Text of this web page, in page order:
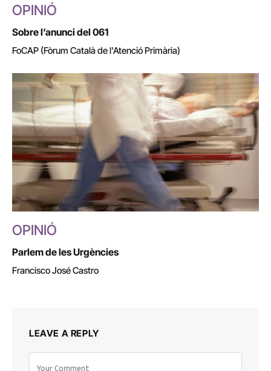
OPINIÓ
Sobre l’anunci del 061
FoCAP (Fòrum Català de l'Atenció Primària)
OPINIÓ
Parlem de les Urgències
Francisco José Castro
LEAVE A REPLY